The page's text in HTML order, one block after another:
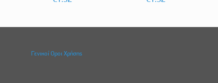
Γενικοί Οροι Χρήσης